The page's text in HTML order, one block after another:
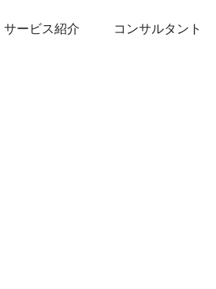
サービス紹介 コンサルタント